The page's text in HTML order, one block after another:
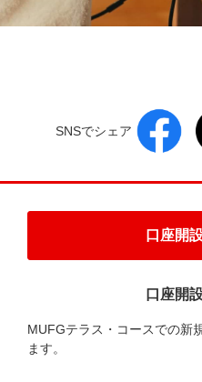
SNSでシェア
口座開
口座開
MUFGテラス・コースでの新
ます。